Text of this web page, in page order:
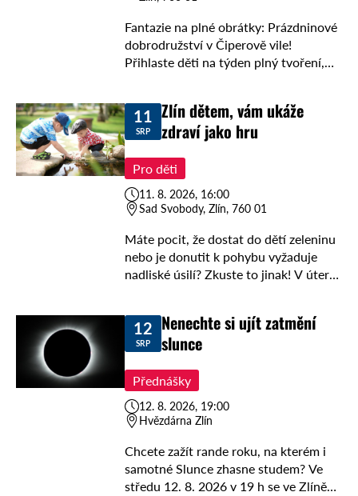
Fantazie na plné obrátky: Prázdninové
dobrodružství v Čiperově vile!
Přihlaste děti na týden plný tvoření,
opravdová kouzla. …
11
SRP
Zlín dětem, vám ukáže
zdraví jako hru
Pro děti
11. 8. 2026, 16:00
Sad Svobody, Zlín, 760 01
Máte pocit, že dostat do dětí zeleninu
nebo je donutit k pohybu vyžaduje
nadliské úsilí? Zkuste to jinak! V úterý
12
SRP
Nenechte si ujít zatmění
slunce
Přednášky
12. 8. 2026, 19:00
Hvězdárna Zlín
Chcete zažít rande roku, na kterém i
samotné Slunce zhasne studem? Ve
středu 12. 8. 2026 v 19 h se ve Zlíně